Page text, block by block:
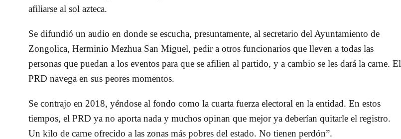
afiliarse al sol azteca.
Se difundió un audio en donde se escucha, presuntamente, al secretario del Ayuntamiento de
Zongolica, Herminio Mezhua San Miguel, pedir a otros funcionarios que lleven a todas las
personas que puedan a los eventos para que se afilien al partido, y a cambio se les dará la carne. El
PRD navega en sus peores momentos.
Se contrajo en 2018, yéndose al fondo como la cuarta fuerza electoral en la entidad. En estos
tiempos, el PRD ya no aporta nada y muchos opinan que mejor ya deberían quitarle el registro.
Un kilo de carne ofrecido a las zonas más pobres del estado. No tienen perdón”.